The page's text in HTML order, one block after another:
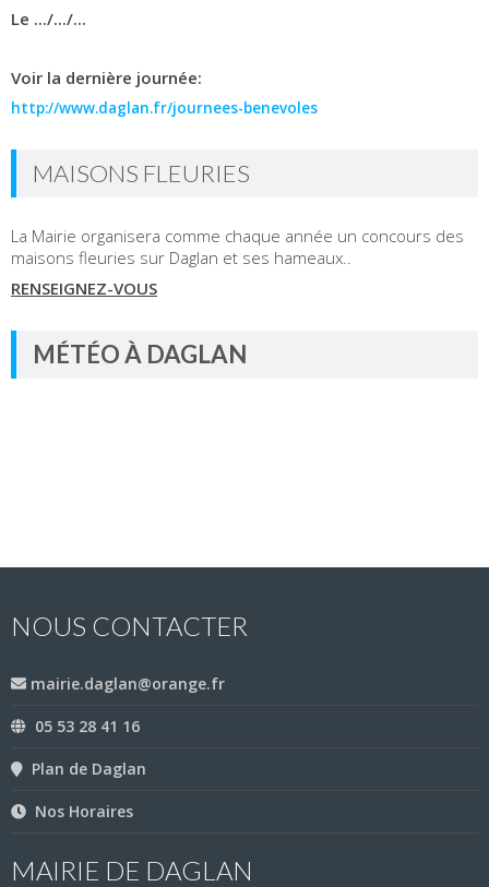
Le .../.../...
Voir la dernière journée:
http://www.daglan.fr/journees-benevoles
MAISONS FLEURIES
La Mairie organisera comme chaque année un concours des
maisons fleuries sur Daglan et ses hameaux..
RENSEIGNEZ-VOUS
MÉTÉO À DAGLAN
NOUS CONTACTER
mairie.daglan@orange.fr
05 53 28 41 16
Plan de Daglan
Nos Horaires
MAIRIE DE DAGLAN